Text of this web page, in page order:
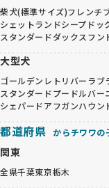
柴犬(標準サイズ)フレンチ
シェットランドシープドッ
スタンダードダックスフン
大型犬
ゴールデンレトリバー ラブ
スタンダードプードルバー
シェパードアフガンハウン
都道府県 からチワワの
関東
全県千葉東京栃木